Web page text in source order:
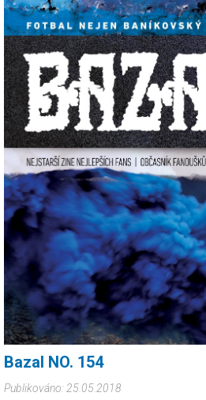
Bazal NO. 154
Publikováno: 25.05.2018